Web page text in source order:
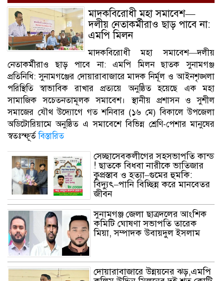
মাদকবিরোধী মহা সমাবেশ—
দলীয় নেতাকর্মীরাও ছাড় পাবে না:
এমপি মিলন
মাদকবিরোধী মহা সমাবেশ—দলীয়
নেতাকর্মীরাও ছাড় পাবে না: এমপি মিলন ছাতক সুনামগঞ্জ
প্রতিনিধি: সুনামগঞ্জের দোয়ারাবাজারে মাদক নির্মূল ও আইনশৃঙ্খলা
পরিস্থিতি স্বাভাবিক রাখার প্রত্যয়ে অনুষ্ঠিত হয়েছে এক মহা
সামাজিক সচেতনতামূলক সমাবেশ। স্থানীয় প্রশাসন ও সুশীল
সমাজের যৌথ উদ্যোগে গত শনিবার (১৬ মে) বিকালে উপজেলা
অডিটোরিয়ামে অনুষ্ঠিত এ সমাবেশে বিভিন্ন শ্রেণি-পেশার মানুষের
স্বতঃস্ফূর্তবিস্তারিত
সেচ্ছা‌সেবকলী‌গের সহসভাপ‌তি কান্ড
! ছাতকে বিধবা নারীকে ভাতিজার
কুপ্রস্তাব ও হত্যা–গুমের হুমকি:
বিদ্যুৎ–পানি বিচ্ছিন্ন করে মানবেতর
জীবন
সুনামগঞ্জ জেলা ছাত্রদলের আংশিক
কমিটি ঘোষণা সভাপতি তারেক
মিয়া, সম্পাদক উবায়দুল ইসলাম
দোয়ারাবাজারে উন্নয়নের ঝড়,এমপি